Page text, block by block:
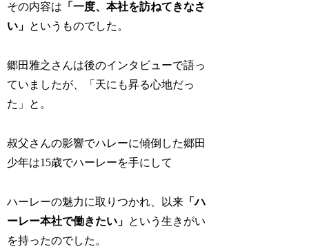
その内容は 「一度、本社を訪ねてきなさ
い」 というものでした。
郷田雅之さんは後のインタビューで語っ
ていましたが、「天にも昇る心地だっ
た」と。
叔父さんの影響でハレーに傾倒した郷田
少年は15歳でハーレーを手にして
ハーレーの魅力に取りつかれ、以来 「ハ
ーレー本社で働きたい」 という生きがい
を持ったのでした。